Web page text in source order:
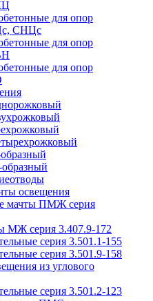
для опор
СНЦс
для опор
для опор
освещения
мачты ПМЖ серия
МЖ серия 3.407.9-172
серия 3.501.1-155
серия 3.501.9-158
из углового
серия 3.501.2-123